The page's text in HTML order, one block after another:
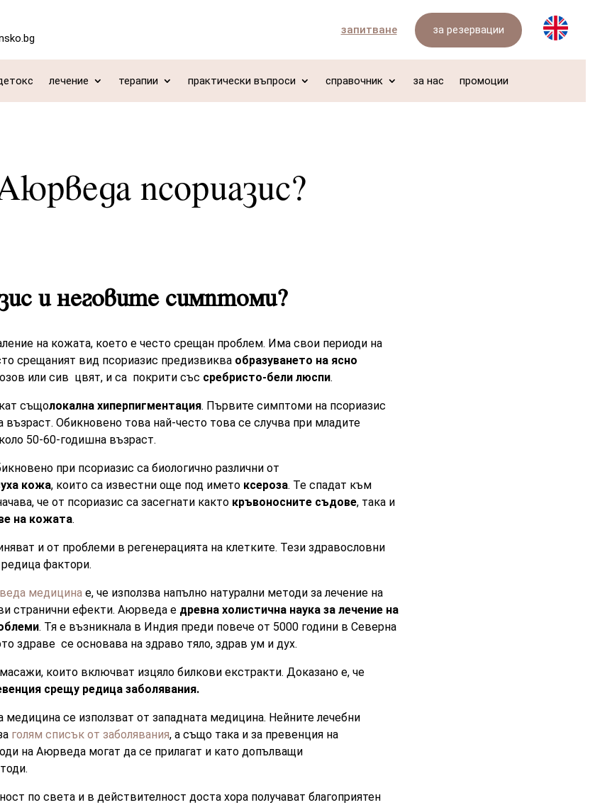
запитване за резервации
лечение терапии практически въпроси справочник за нас промоции
псориазис?
и неговите симптоми?
на кожата, което е често срещан проблем. Има свои периоди на
срещаният вид псориазис предизвиква образуването на ясно
или сив цвят, и са покрити със сребристо-бели люспи.
същолокална хиперпигментация. Първите симптоми на псориазис
възраст. Обикновено това най-често това се случва при младите
50-60-годишна възраст.
при псориазис са биологично различни от
кожа, които са известни още под името ксероза. Те спадат към
че от псориазис са засегнати както кръвоносните съдове, така и
на кожата.
и от проблеми в регенерацията на клетките. Тези здравословни
фактори.
медицинае, че използва напълно натурални методи за лечение на
странични ефекти. Аюрведа е древна холистична наука за лечение на
. Тя е възникнала в Индия преди повече от 5000 години в Северна
здраве се основава на здраво тяло, здрав ум и дух.
които включват изцяло билкови екстракти. Доказано е, че
срещу редица заболявания.
се използват от западната медицина. Нейните лечебни
голям списък от заболявания, а също така и за превенция на
на Аюрведа могат да се прилагат и като допълващи
по света и в действителност доста хора получават благоприятен